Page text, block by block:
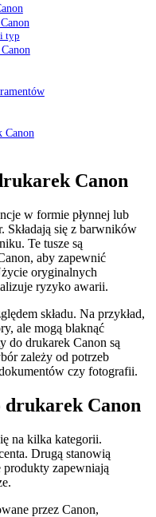
typ
Canon
Canon
w formie płynnej lub
Składają się z barwników
Te tusze są
aby zapewnić
oryginalnych
ryzyko awarii.
składu. Na przykład,
ale mogą blaknąć
do drukarek Canon są
zależy od potrzeb
czy fotografii.
drukarek Canon
na kilka kategorii.
Drugą stanowią
zapewniają
przez Canon,